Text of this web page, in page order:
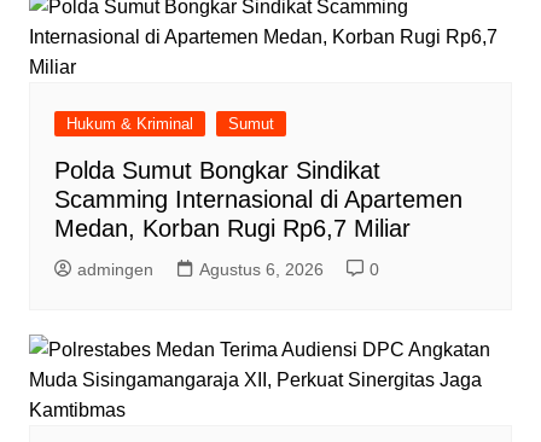
Hukum & Kriminal Sumut
Polda Sumut Bongkar Sindikat
Scamming Internasional di Apartemen
Medan, Korban Rugi Rp6,7 Miliar
admingen Agustus 6, 2026 0